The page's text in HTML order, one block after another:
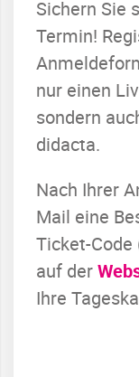
Sichern Sie
Termin!
nur einen
sondern
didacta.
Nach Ihrer
Mail eine
Ticket-Code
auf der
Ihre